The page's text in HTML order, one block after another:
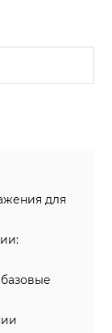
для